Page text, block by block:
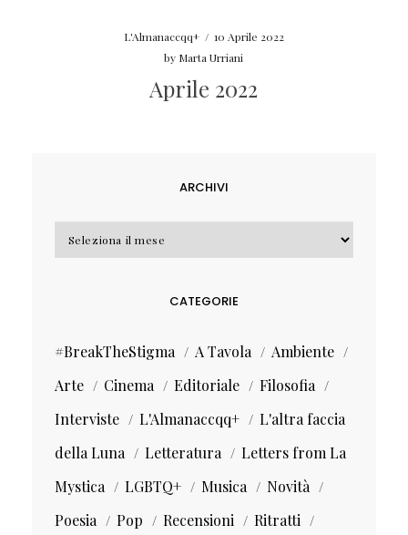
L'Almanaccqq+ / 10 Aprile 2022
by Marta Urriani
Aprile 2022
ARCHIVI
Archivi
CATEGORIE
#BreakTheStigma A Tavola
Ambiente
Arte
Cinema Editoriale
Filosofia
Interviste
L'Almanaccqq+
L'altra faccia
della Luna
Letteratura
Letters from La
Mystica
LGBTQ+ Musica
Novità
Poesia
Pop Recensioni
Ritratti